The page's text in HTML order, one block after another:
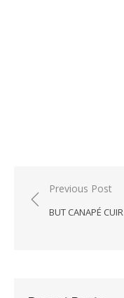
Post
navigation
Previous Post
BUT CANAPÉ CUIR